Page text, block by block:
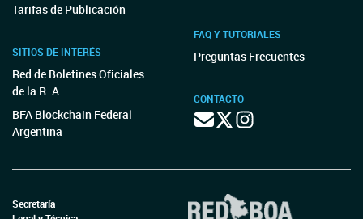
Tarifas de Publicación
SITIOS DE INTERÉS
Red de Boletines Oficiales
de la R. A.
BFA Blockchain Federal
Argentina
FAQ Y TUTORIALES
Preguntas Frecuentes
CONTACTO
Secretaría